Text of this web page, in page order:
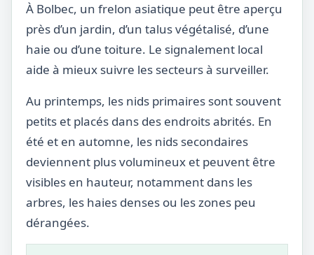
À Bolbec, un frelon asiatique peut être aperçu
près d’un jardin, d’un talus végétalisé, d’une
haie ou d’une toiture. Le signalement local
aide à mieux suivre les secteurs à surveiller.
Au printemps, les nids primaires sont souvent
petits et placés dans des endroits abrités. En
été et en automne, les nids secondaires
deviennent plus volumineux et peuvent être
visibles en hauteur, notamment dans les
arbres, les haies denses ou les zones peu
dérangées.